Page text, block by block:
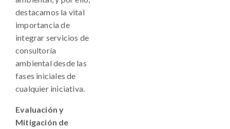
destacamos la vital
importancia de
integrar servicios de
consultoría
ambiental desde las
fases iniciales de
cualquier iniciativa.
Evaluación y
Mitigación de